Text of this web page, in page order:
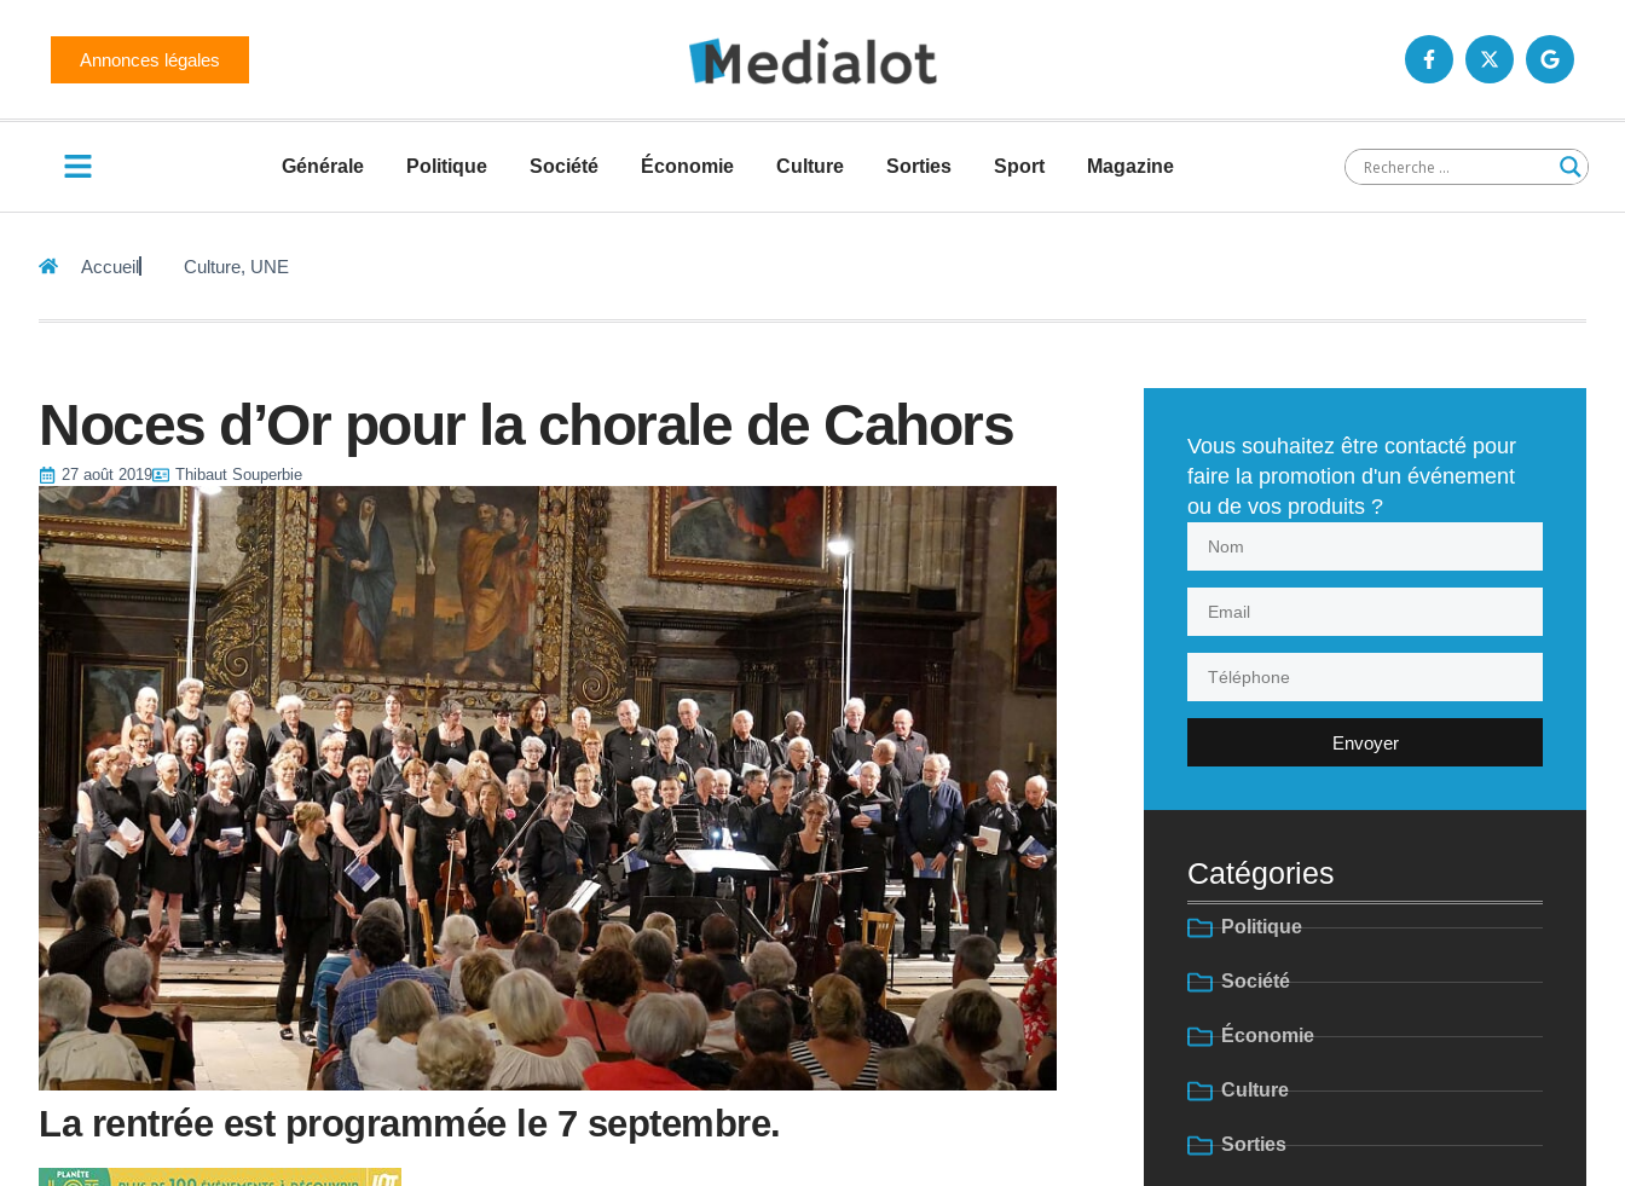
Annonces légales
Générale Politique Société Économie Culture Sorties Sport Magazine
Accueil Culture, UNE
Noces d’Or pour la chorale de Cahors
27 août 2019 Thibaut Souperbie
La rentrée est programmée le 7 septembre.
Vous souhaitez être contacté pour
faire la promotion d'un événement
ou de vos produits ?
Envoyer
Catégories
Politique
Société
Économie
Culture
Sorties